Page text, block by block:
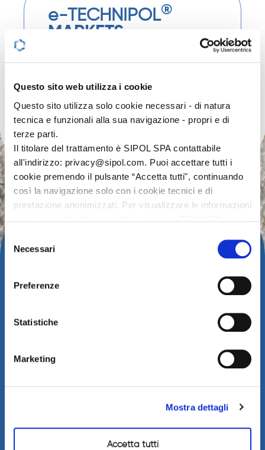
Questo sito web utilizza i cookie
Questo sito utilizza solo cookie necessari - di natura
tecnica e funzionali alla sua navigazione - propri e di
terze parti.
Il titolare del trattamento è SIPOL SPA contattabile
all'indirizzo: privacy@sipol.com. Puoi accettare tutti i
cookie premendo il pulsante “Accetta tutti", continuando
così la navigazione solo con i cookie tecnici e di
prestazione anonimizzati. Per visualizzare le informazioni
Al seguente link trovi la nostra informativa estesa sui
Selezione
delNecessari
Preferenze
Statistiche
Marketing
Mostra dettagli
Accetta tutti
e-TECHNIPOL®
MARKETS